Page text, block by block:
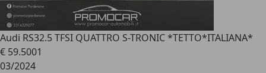
Audi RS32.5 TFSI QUATTRO S-TRONIC *TETTO*ITALIANA*
€ 59.5001
03/2024